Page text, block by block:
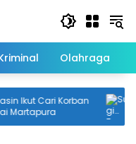
Olahraga
Ikut Cari Korban